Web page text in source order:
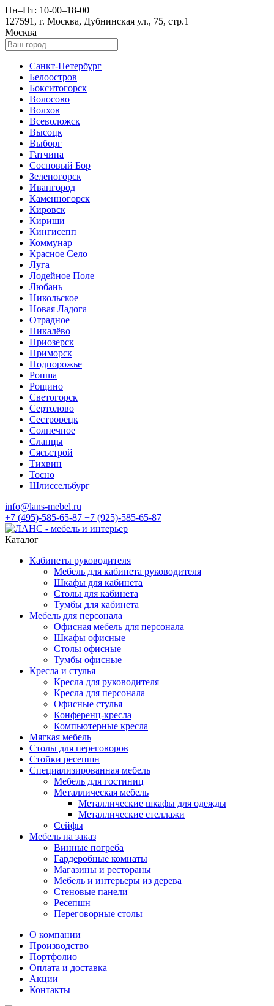
Пн–Пт: 10-00–18-00
127591, г. Москва, Дубнинская ул., 75, стр.1
Москва
Санкт-Петербург
Белоостров
Бокситогорск
Волосово
Волхов
Всеволожск
Высоцк
Выборг
Гатчина
Сосновый Бор
Зеленогорск
Ивангород
Каменногорск
Кировск
Кириши
Кингисепп
Коммунар
Красное Село
Луга
Лодейное Поле
Любань
Никольское
Новая Ладога
Отрадное
Пикалёво
Приозерск
Приморск
Подпорожье
Ропша
Рощино
Светогорск
Сертолово
Сестрорецк
Солнечное
Сланцы
Сясьстрой
Тихвин
Тосно
Шлиссельбург
info@lans-mebel.ru
+7 (495)-585-65-87 +7 (925)-585-65-87
Каталог
Кабинеты руководителя
Мебель для кабинета руководителя
Шкафы для кабинета
Столы для кабинета
Тумбы для кабинета
Мебель для персонала
Офисная мебель для персонала
Шкафы офисные
Столы офисные
Тумбы офисные
Кресла и стулья
Кресла для руководителя
Кресла для персонала
Офисные стулья
Конференц-кресла
Компьютерные кресла
Мягкая мебель
Столы для переговоров
Стойки ресепшн
Специализированная мебель
Мебель для гостиниц
Металлическая мебель
Металлические шкафы для одежды
Металлические стеллажи
Сейфы
Мебель на заказ
Винные погреба
Гардеробные комнаты
Магазины и рестораны
Мебель и интерьеры из дерева
Стеновые панели
Ресепшн
Переговорные столы
О компании
Производство
Портфолио
Оплата и доставка
Акции
Контакты